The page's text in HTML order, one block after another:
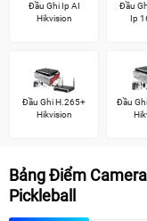
Đầu Ghi Ip AI
Hikvision
Đầu Ghi
Ip
Đầu Ghi H.265+
Hikvision
Đầu
Bảng Điểm
Pickleball